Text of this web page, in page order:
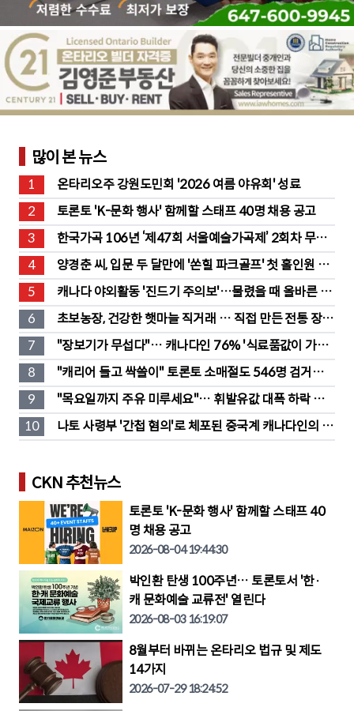
많이 본 뉴스
1
온타리오주 강원도민회 '2026 여름 야유회' 성료
2
토론토 'K-문화 행사' 함께할 스태프 40명 채용 공고
3
한국가곡 106년 ‘제47회 서울예술가곡제’ 2회차 무대
성황
4
양경춘 씨, 입문 두 달만에 '쏜힐 파크골프' 첫 홀인원 주
인공
5
캐나다 야외활동 '진드기 주의보'…물렸을 때 올바른 대
처법은?
6
초보농장, 건강한 햇마늘 직거래 … 직접 만든 전통 장류
도 판매
7
"장보기가 무섭다"… 캐나다인 76% '식료품값이 가장
부담'
8
"캐리어 들고 싹쓸이" 토론토 소매절도 546명 검거…
훔친 물건 재유통
9
"목요일까지 주유 미루세요"… 휘발유값 대폭 하락 예
고
10
나토 사령부 '간첩 혐의'로 체포된 중국계 캐나다인의 정
체는?
CKN 추천뉴스
토론토 'K-문화 행사' 함께할 스태프 40
명 채용 공고
2026-08-04 19:44:30
박인환 탄생 100주년… 토론토서 '한·
캐 문화예술 교류전' 열린다
2026-08-03 16:19:07
8월부터 바뀌는 온타리오 법규 및 제도
14가지
2026-07-29 18:24:52